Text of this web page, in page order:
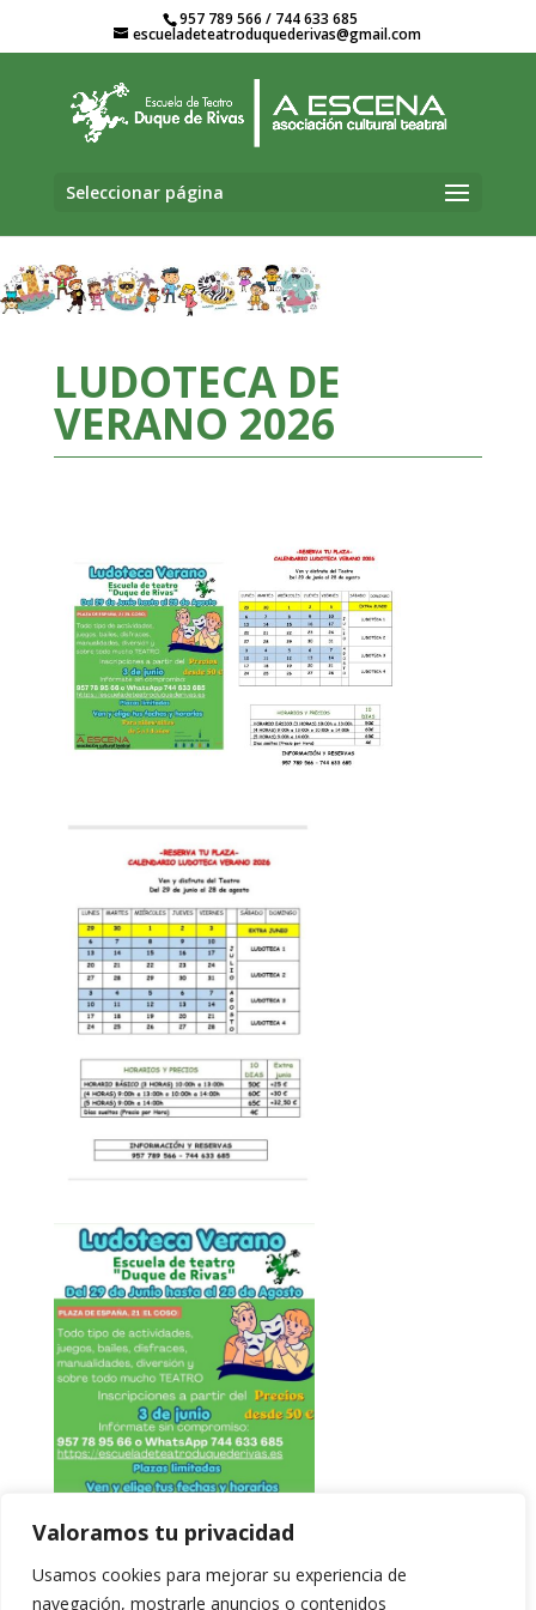
Valoramos tu privacidad
Usamos cookies para mejorar su experiencia de
navegación, mostrarle anuncios o contenidos
957 789 566 / 744 633 685
escueladeteatroduquederivas@gmail.com
Seleccionar página
LUDOTECA DE
VERANO 2026